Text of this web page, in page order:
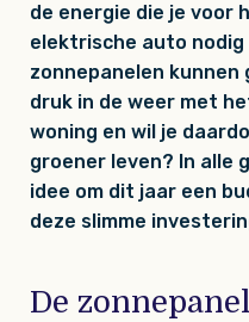
de energie die je voor
elektrische auto
zonnepanelen kunnen
druk in de weer met
woning en wil je
groener leven? In alle
idee om dit jaar een
deze slimme
De